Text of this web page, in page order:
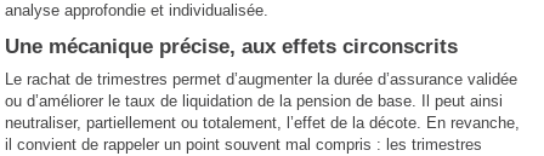
analyse approfondie et individualisée.
Une mécanique précise, aux effets circonscrits
Le rachat de trimestres permet d’augmenter la durée d’assurance validée
ou d’améliorer le taux de liquidation de la pension de base. Il peut ainsi
neutraliser, partiellement ou totalement, l’effet de la décote. En revanche,
il convient de rappeler un point souvent mal compris : les trimestres